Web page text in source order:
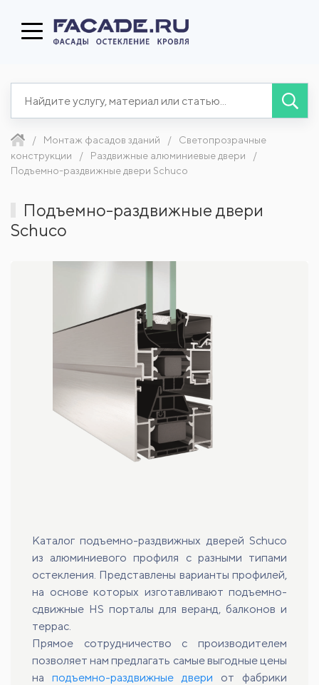
Монтаж фасадов зданий
Светопрозрачные
конструкции
Раздвижные алюминиевые двери
Подъемно-раздвижные двери Schuco
Подъемно-раздвижные двери
Schuco
Каталог подъемно-раздвижных дверей Schuco
из алюминиевого профиля с разными типами
остекления. Представлены варианты профилей,
на основе которых изготавливают подъемно-
сдвижные HS порталы для веранд, балконов и
террас.
Прямое сотрудничество с производителем
позволяет нам предлагать самые выгодные цены
на подъемно-раздвижные двери от фабрики